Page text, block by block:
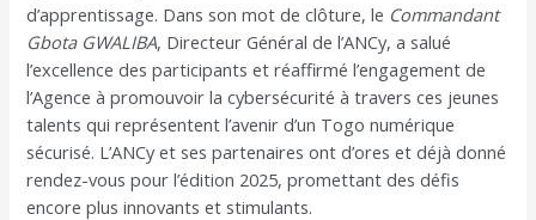
d’apprentissage. Dans son mot de clôture, le Commandant
Gbota GWALIBA, Directeur Général de l’ANCy, a salué
l’excellence des participants et réaffirmé l’engagement de
l’Agence à promouvoir la cybersécurité à travers ces jeunes
talents qui représentent l’avenir d’un Togo numérique
sécurisé. L’ANCy et ses partenaires ont d’ores et déjà donné
rendez-vous pour l’édition 2025, promettant des défis
encore plus innovants et stimulants.